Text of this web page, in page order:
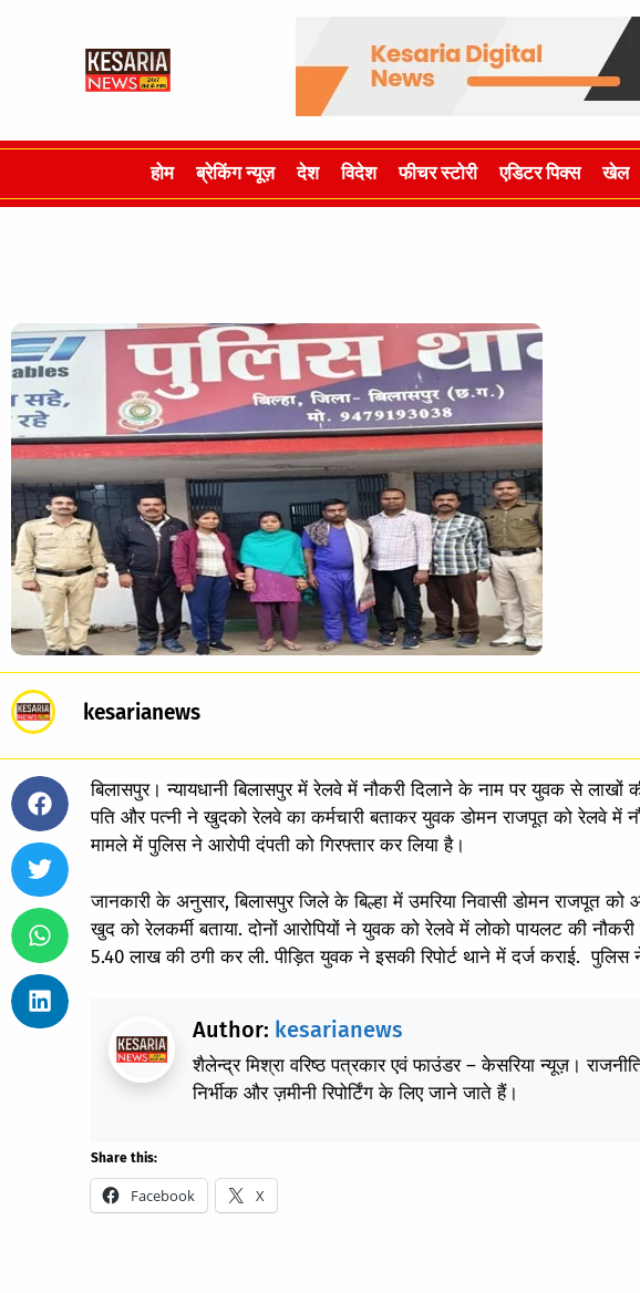
होम ब्रेकिंग न्यूज़ देश विदेश फीचर स्टोरी एडिटर पिक्स खेल
kesarianews
बिलासपुर। न्यायधानी बिलासपुर में रेलवे में नौकरी दिलाने के नाम पर युवक से
पति और पत्नी ने खुदको रेलवे का कर्मचारी बताकर युवक डोमन राजपूत को रेलवे में
मामले में पुलिस ने आरोपी दंपती को गिरफ्तार कर लिया है।
जानकारी के अनुसार, बिलासपुर जिले के बिल्हा में उमरिया निवासी डोमन राजपूत
खुद को रेलकर्मी बताया. दोनों आरोपियों ने युवक को रेलवे में लोको पायलट की
5.40 लाख की ठगी कर ली. पीड़ित युवक ने इसकी रिपोर्ट थाने में दर्ज कराई. पुलिस
Author: kesarianews
शैलेन्द्र मिश्रा वरिष्ठ पत्रकार एवं फाउंडर – केसरिया न्यूज़।
निर्भीक और ज़मीनी रिपोर्टिंग के लिए जाने जाते हैं।
Share this:
Facebook X